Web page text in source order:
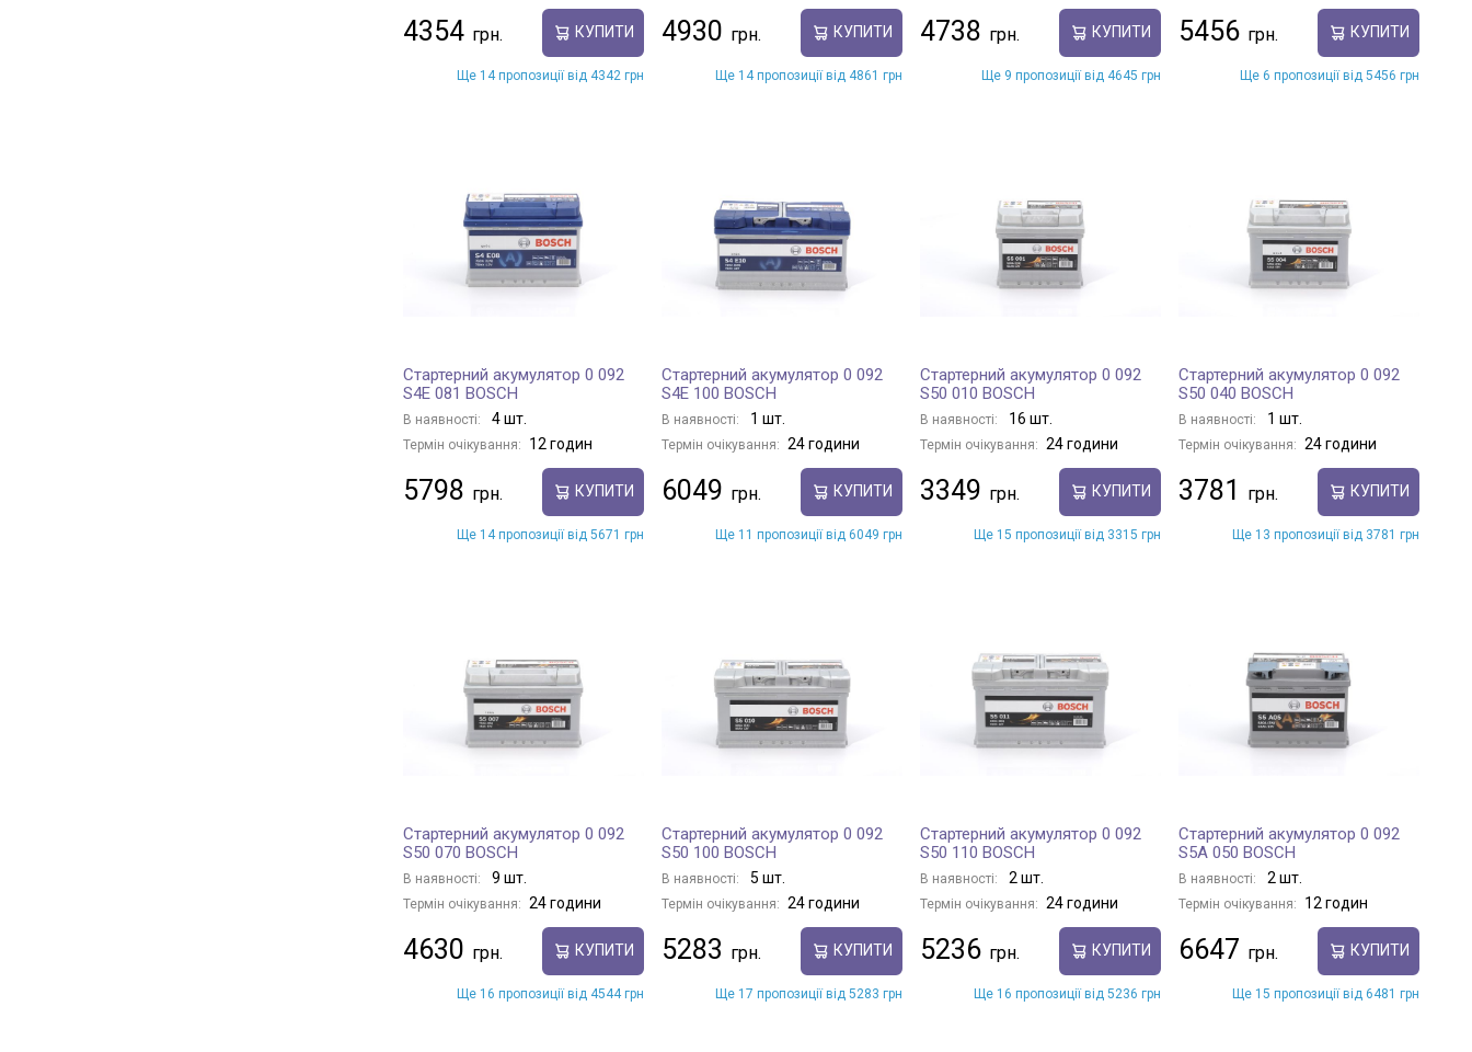
4354 КУПИТИ
Ще 14 пропозиції від 4342 грн
4930 КУПИТИ
Ще 14 пропозиції від 4861 грн
4738 КУПИТИ
Ще 9 пропозиції від 4645 грн
5456 КУПИТИ
Ще 6 пропозиції від 5456 грн
Стартерний акумулятор 0 092
S4E 081 BOSCH
В наявності: 4 шт.
Термін очікування: 12 годин
5798 КУПИТИ
Ще 14 пропозиції від 5671 грн
Стартерний акумулятор 0 092
S4E 100 BOSCH
В наявності: 1 шт.
Термін очікування: 24 години
6049 КУПИТИ
Ще 11 пропозиції від 6049 грн
Стартерний акумулятор 0 092
S50 010 BOSCH
В наявності: 16 шт.
Термін очікування: 24 години
3349 КУПИТИ
Ще 15 пропозиції від 3315 грн
Стартерний акумулятор 0 092
S50 040 BOSCH
В наявності: 1 шт.
Термін очікування: 24 години
3781 КУПИТИ
Ще 13 пропозиції від 3781 грн
Стартерний акумулятор 0 092
S50 070 BOSCH
В наявності: 9 шт.
Термін очікування: 24 години
4630 КУПИТИ
Ще 16 пропозиції від 4544 грн
Стартерний акумулятор 0 092
S50 100 BOSCH
В наявності: 5 шт.
Термін очікування: 24 години
5283 КУПИТИ
Ще 17 пропозиції від 5283 грн
Стартерний акумулятор 0 092
S50 110 BOSCH
В наявності: 2 шт.
Термін очікування: 24 години
5236 КУПИТИ
Ще 16 пропозиції від 5236 грн
Стартерний акумулятор 0 092
S5A 050 BOSCH
В наявності: 2 шт.
Термін очікування: 12 годин
6647 КУПИТИ
Ще 15 пропозиції від 6481 грн